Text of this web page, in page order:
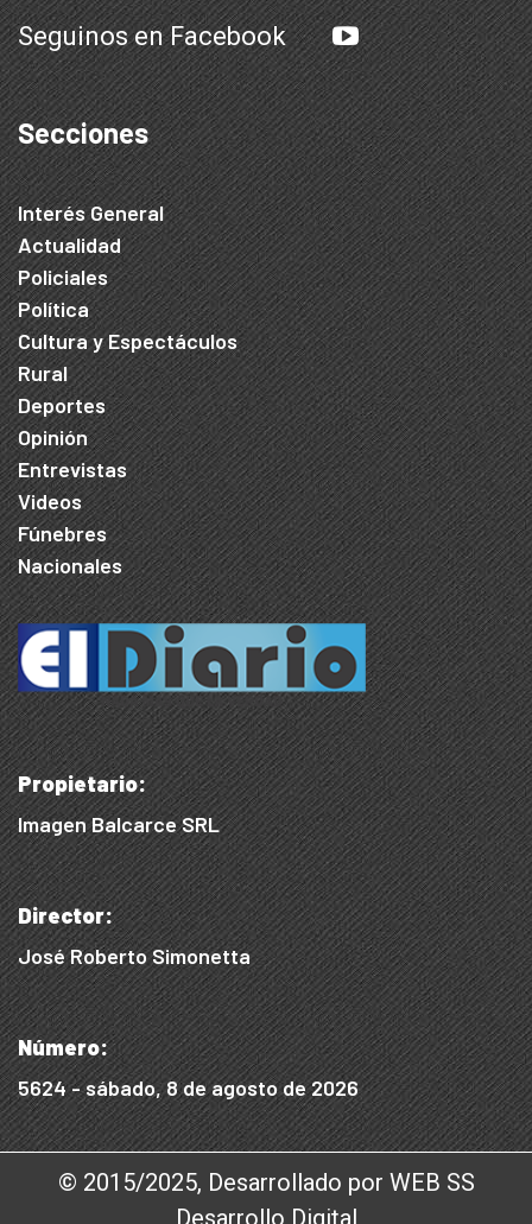
Seguinos en Facebook
Secciones
Interés General
Actualidad
Policiales
Política
Cultura y Espectáculos
Rural
Deportes
Opinión
Entrevistas
Videos
Fúnebres
Nacionales
Propietario:
Imagen Balcarce SRL
Director:
José Roberto Simonetta
Número:
5624 - sábado, 8 de agosto de 2026
© 2015/2025, Desarrollado por WEB SS